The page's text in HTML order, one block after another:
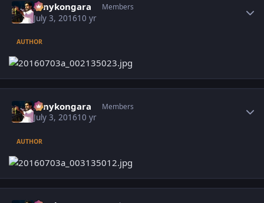
sonykongara Members
July 3, 201610 yr
AUTHOR
sonykongara Members
July 3, 201610 yr
AUTHOR